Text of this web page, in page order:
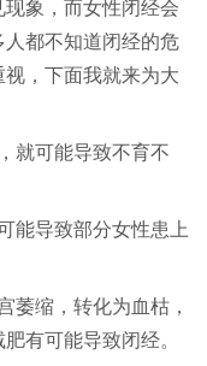
象，而女性闭经会
都不知道闭经的危
，下面我就来为大
可能导致不育不
导致部分女性患上
缩，转化为血枯，
有可能导致闭经。